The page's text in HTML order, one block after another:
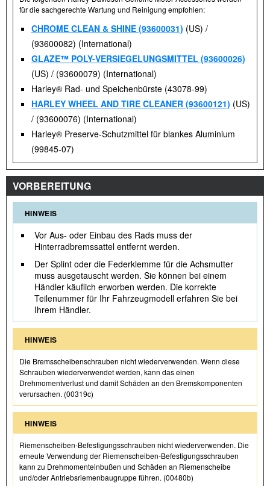
für die sachgerechte Wartung und Reinigung empfohlen:
CHROME CLEAN & SHINE (93600031) (US) /
(93600082) (International)
GLAZE™ POLY-VERSIEGELUNGSMITTEL (93600026)
(US) / (93600079) (International)
Harley® Rad- und Speichenbürste (43078-99)
HARLEY WHEEL AND TIRE CLEANER (93600121) (US)
/ (93600076) (International)
Harley® Preserve-Schutzmittel für blankes Aluminium
(99845-07)
VORBEREITUNG
HINWEIS
Vor Aus- oder Einbau des Rads muss der
Hinterradbremssattel entfernt werden.
Der Splint oder die Federklemme für die Achsmutter
muss ausgetauscht werden. Sie können bei einem
Händler käuflich erworben werden. Die korrekte
Teilenummer für Ihr Fahrzeugmodell erfahren Sie bei
Ihrem Händler.
HINWEIS
Die Bremsscheibenschrauben nicht wiederverwenden. Wenn diese
Schrauben wiederverwendet werden, kann das einen
Drehmomentverlust und damit Schäden an den Bremskomponenten
verursachen. (00319c)
HINWEIS
Riemenscheiben-Befestigungsschrauben nicht wiederverwenden. Die
erneute Verwendung der Riemenscheiben-Befestigungsschrauben
kann zu Drehmomenteinbußen und Schäden an Riemenscheibe
und/oder Antriebsriemenbaugruppe führen. (00480b)